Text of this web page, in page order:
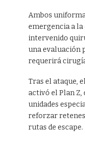
Ambos
emergencia a la
intervenido
una evaluación
requerirá
Tras el ataque,
activó el Plan
unidades
reforzar
rutas de escape.